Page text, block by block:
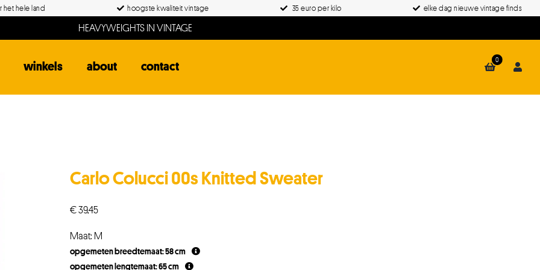
het hele land hoogste kwaliteit vintage 35 euro per kilo elke dag nieuwe vintage finds
HEAVYWEIGHTS IN VINTAGE
winkels about contact 0
Carlo Colucci 00s Knitted Sweater
€39,45
Maat: M
opgemeten breedtemaat: 58 cm
opgemeten lengtemaat: 65 cm